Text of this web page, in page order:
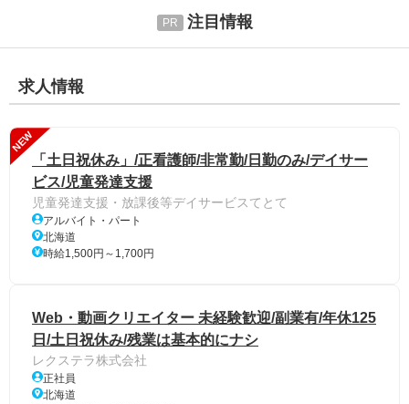
注目情報
求人情報
NEW
「土日祝休み」/正看護師/非常勤/日勤のみ/デイサー
ビス/児童発達支援
児童発達支援・放課後等デイサービスてとて
アルバイト・パート
北海道
時給1,500円～1,700円
Web・動画クリエイター 未経験歓迎/副業有/年休125
日/土日祝休み/残業は基本的にナシ
レクステラ株式会社
正社員
北海道